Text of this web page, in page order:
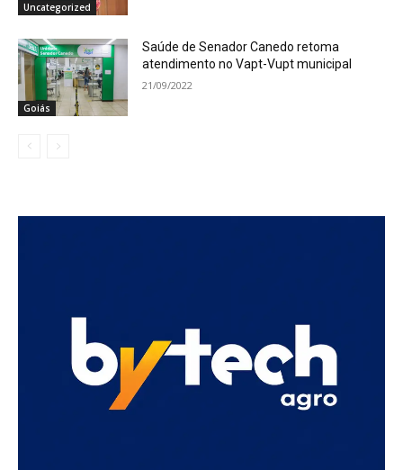
Uncategorized
Goiás
Saúde de Senador Canedo retoma
atendimento no Vapt-Vupt municipal
21/09/2022